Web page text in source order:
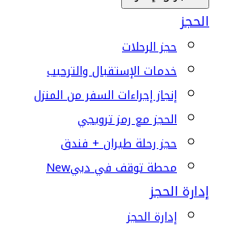
الحجز
حجز الرحلات
خدمات الإستقبال والترحيب
إنجاز إجراءات السفر من المنزل
الحجز مع رمز ترويجي
حجز رحلة طيران + فندق
محطة توقف في دبيNew
إدارة الحجز
إدارة الحجز